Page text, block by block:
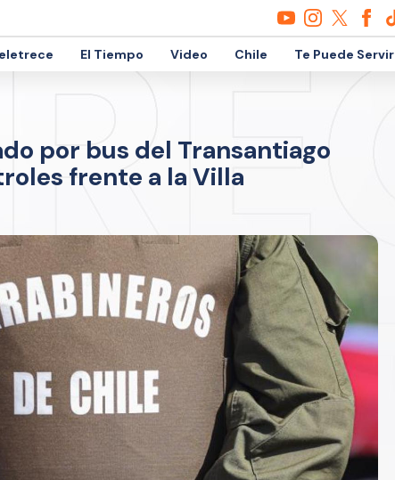
El Tiempo Video Chile Te Puede Servir
por bus del Transantiago
frente a la Villa